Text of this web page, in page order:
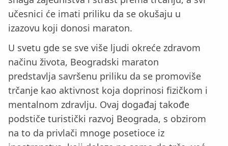
učesnici će imati priliku da se okušaju u
izazovu koji donosi maraton.
U svetu gde se sve više ljudi okreće zdravom
načinu života, Beogradski maraton
predstavlja savršenu priliku da se promoviše
trčanje kao aktivnost koja doprinosi fizičkom i
mentalnom zdravlju. Ovaj događaj takođe
podstiče turistički razvoj Beograda, s obzirom
na to da privlači mnoge posetioce iz